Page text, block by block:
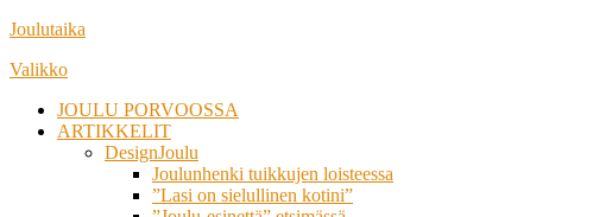
Siirry
sisältöön
Joulutaika
Valikko
JOULU PORVOOSSA
ARTIKKELIT
DesignJoulu
Joulunhenki tuikkujen loisteessa
”Lasi on sielullinen kotini”